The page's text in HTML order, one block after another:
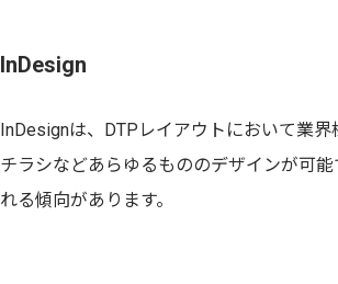
InDesign
InDesignは、DTPレイアウトにおいて業
チラシなどあらゆるもののデザインが可
れる傾向があります。